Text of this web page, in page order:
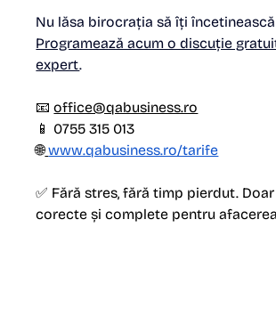
Nu lăsa birocrația să îți
Programează acum o discuție
expert.
📧 office@qabusiness.ro
📱 0755 315 013
🌐 www.qabusiness.ro/tarife
✅ Fără stres, fără timp pierdut.
corecte și complete pentru